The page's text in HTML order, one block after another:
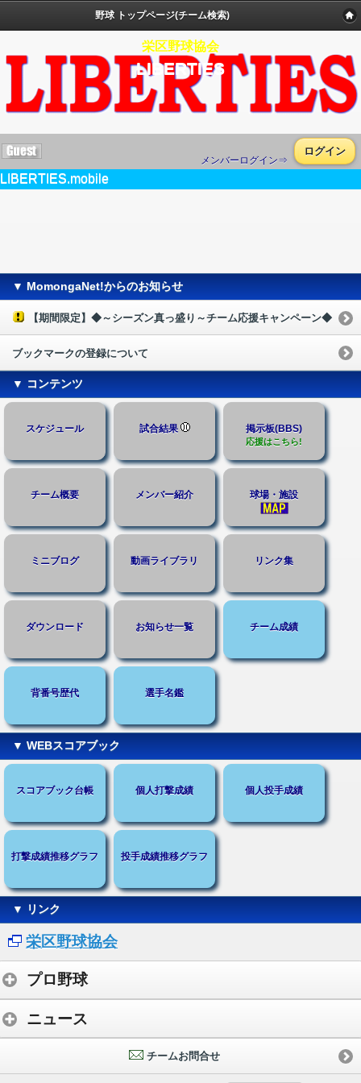
野球 トップページ(チーム検索)
栄区野球協会
LIBERTIES
メンバーログイン⇒
ログイン
LIBERTIES.mobile
▼ MomongaNet!からのお知らせ
【期間限定】◆～シーズン真っ盛り～チーム応援キャンペーン◆
ブックマークの登録について
▼ コンテンツ
スケジュール 試合結果 掲示板(BBS)
応援はこちら!
チーム概要 メンバー紹介 球場・施設
ミニブログ 動画ライブラリ リンク集
ダウンロード お知らせ一覧 チーム成績
背番号歴代 選手名鑑
▼ WEBスコアブック
スコアブック台帳 個人打撃成績 個人投手成績
打撃成績推移グラフ 投手成績推移グラフ
▼ リンク
栄区野球協会
プロ野球
ニュース
チームお問合せ